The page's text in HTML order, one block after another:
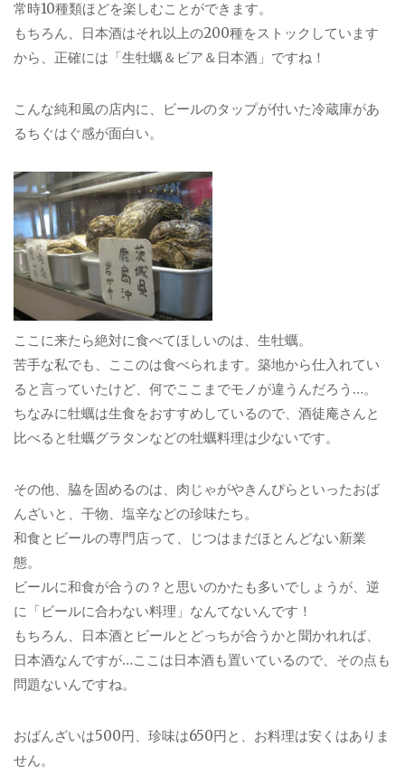
常時10種類ほどを楽しむことができます。
もちろん、日本酒はそれ以上の200種をストックしています
から、正確には「生牡蠣＆ビア＆日本酒」ですね！
こんな純和風の店内に、ビールのタップが付いた冷蔵庫があ
るちぐはぐ感が面白い。
ここに来たら絶対に食べてほしいのは、生牡蠣。
苦手な私でも、ここのは食べられます。築地から仕入れてい
ると言っていたけど、何でここまでモノが違うんだろう…。
ちなみに牡蠣は生食をおすすめしているので、酒徒庵さんと
比べると牡蠣グラタンなどの牡蠣料理は少ないです。
その他、脇を固めるのは、肉じゃがやきんぴらといったおば
んざいと、干物、塩辛などの珍味たち。
和食とビールの専門店って、じつはまだほとんどない新業
態。
ビールに和食が合うの？と思いのかたも多いでしょうが、逆
に「ビールに合わない料理」なんてないんです！
もちろん、日本酒とビールとどっちが合うかと聞かれれば、
日本酒なんですが…ここは日本酒も置いているので、その点も
問題ないんですね。
おばんざいは500円、珍味は650円と、お料理は安くはありま
せん。